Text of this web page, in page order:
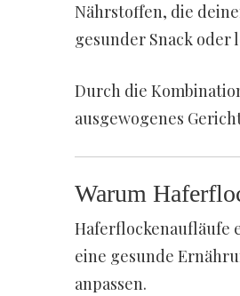
Nährstoffen, die
gesunder Snack oder
Durch die
ausgewogenes
Warum
Haferflockenaufläufe
eine gesunde
anpassen.